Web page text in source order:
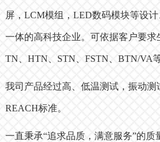
屏，LCM模组，LED数码模块等设
一体的高科技企业。可依据客户要
TN、HTN、STN、FSTN、BTN/VA
我司产品经过高、低温测试，振动测
REACH标准。
一直秉承“追求品质，满意服务”的质